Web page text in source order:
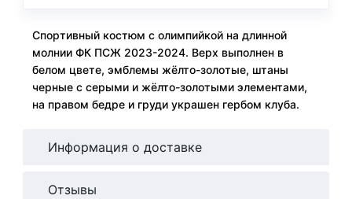
Спортивный костюм с олимпийкой на длинной
молнии ФК ПСЖ 2023-2024. Верх выполнен в
белом цвете, эмблемы жёлто-золотые, штаны
черные с серыми и жёлто-золотыми элементами,
на правом бедре и груди украшен гербом клуба.
Информация о доставке
Отзывы